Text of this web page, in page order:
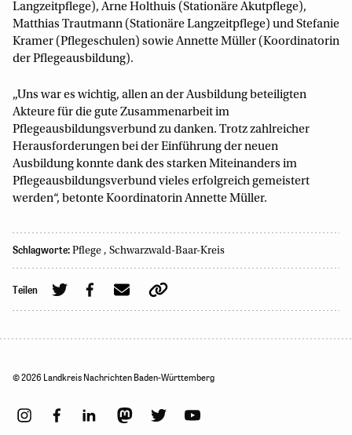
Langzeitpflege), Arne Holthuis (Stationäre Akutpflege),
Matthias Trautmann (Stationäre Langzeitpflege) und Stefanie
Kramer (Pflegeschulen) sowie Annette Müller (Koordinatorin
der Pflegeausbildung).
„Uns war es wichtig, allen an der Ausbildung beteiligten
Akteure für die gute Zusammenarbeit im
Pflegeausbildungsverbund zu danken. Trotz zahlreicher
Herausforderungen bei der Einführung der neuen
Ausbildung konnte dank des starken Miteinanders im
Pflegeausbildungsverbund vieles erfolgreich gemeistert
werden“, betonte Koordinatorin Annette Müller.
Schlagworte: Pflege , Schwarzwald-Baar-Kreis
Teilen
© 2026 Landkreis Nachrichten Baden-Württemberg